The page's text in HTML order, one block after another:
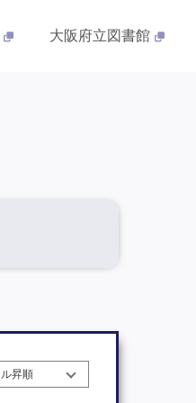
大阪府立図書館